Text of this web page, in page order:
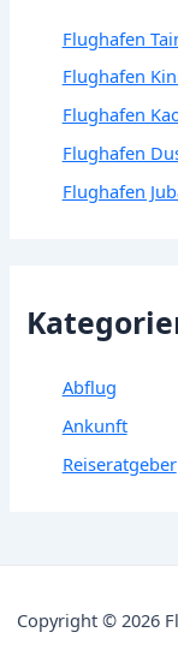
Flughafen
Flughafen
Flughafen
Flughafen
Flughafen
Abflug
Ankunft
Reiseratgeber
Copyright © 2026